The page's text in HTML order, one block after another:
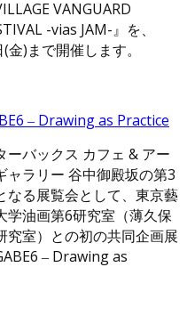
VANGUARD
-vias JAM-』を、
)まで開催します。
‒ Drawing as Practice
ーバックス カフェ & アー
ャラリー 谷中御殿坂の第3
なる展覧会として、東京藝
学油画第6研究室（薄久保
究室）との初の共同企画展
‒ Drawing as